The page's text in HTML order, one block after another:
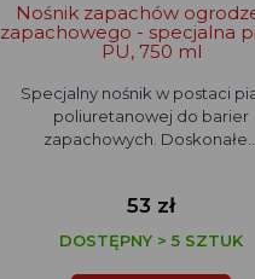
Nośnik zapachów
zapachowego - specjalna
PU, 750 ml
Specjalny nośnik w postaci
poliuretanowej do barier
zapachowych. Doskonałe…
53 zł
DOSTĘPNY > 5 SZTUK